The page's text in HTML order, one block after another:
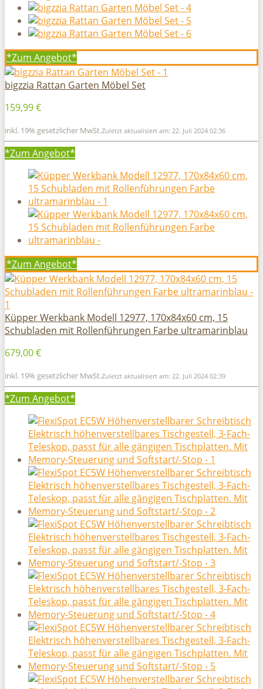
*Zum Angebot*
bigzzia Rattan Garten Möbel Set
159,99 €
inkl. 19% gesetzlicher MwSt.Zuletzt aktualisiert am: 22. Juli 2024 02:36
*Zum Angebot*
*Zum Angebot*
Küpper Werkbank Modell 12977, 170x84x60 cm, 15
Schubladen mit Rollenführungen Farbe ultramarinblau
679,00 €
inkl. 19% gesetzlicher MwSt.Zuletzt aktualisiert am: 22. Juli 2024 02:39
*Zum Angebot*